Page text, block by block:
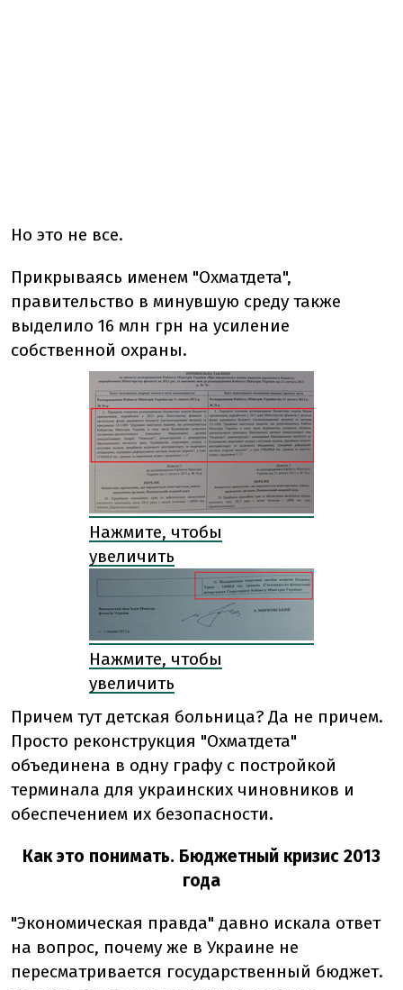
Но это не все.
Прикрываясь именем "Охматдета",
правительство в минувшую среду также
выделило 16 млн грн на усиление
собственной охраны.
Нажмите, чтобы
увеличить
Нажмите, чтобы
увеличить
Причем тут детская больница? Да не причем.
Просто реконструкция "Охматдета"
объединена в одну графу с постройкой
терминала для украинских чиновников и
обеспечением их безопасности.
Как это понимать. Бюджетный кризис 2013
года
"Экономическая правда" давно искала ответ
на вопрос, почему же в Украине не
пересматривается государственный бюджет.